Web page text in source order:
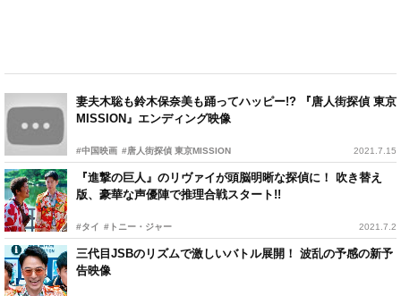
妻夫木聡も鈴木保奈美も踊ってハッピー!? 『唐人街探偵 東京
MISSION』エンディング映像
#中国映画 #唐人街探偵 東京MISSION 2021.7.15
『進撃の巨人』のリヴァイが頭脳明晰な探偵に！ 吹き替え
版、豪華な声優陣で推理合戦スタート!!
#タイ #トニー・ジャー 2021.7.2
三代目JSBのリズムで激しいバトル展開！ 波乱の予感の新予
告映像